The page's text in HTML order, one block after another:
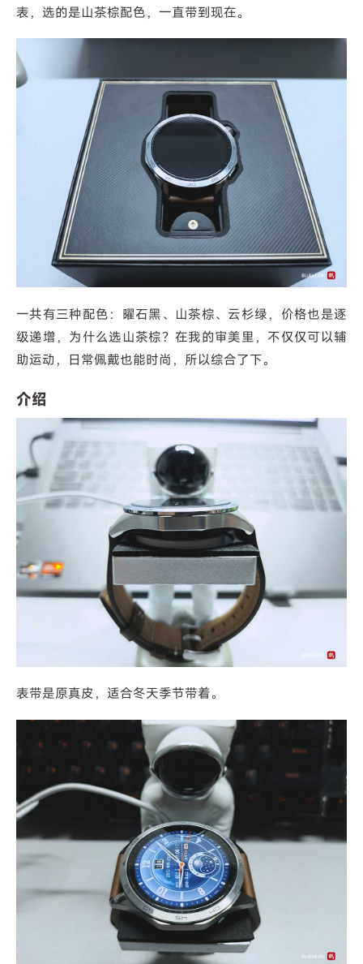
表，选的是山茶棕配色，一直带到现在。
一共有三种配色：曜石黑、山茶棕、云杉绿，价格也是逐
级递增，为什么选山茶棕？在我的审美里，不仅仅可以辅
助运动，日常佩戴也能时尚，所以综合了下。
介绍
表带是原真皮，适合冬天季节带着。